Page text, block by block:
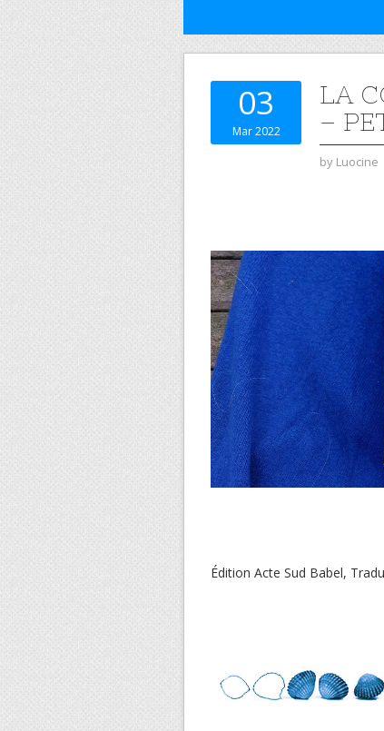
03
Mar 2022
LA
–
by Luocine
Édition Acte Sud Babel,